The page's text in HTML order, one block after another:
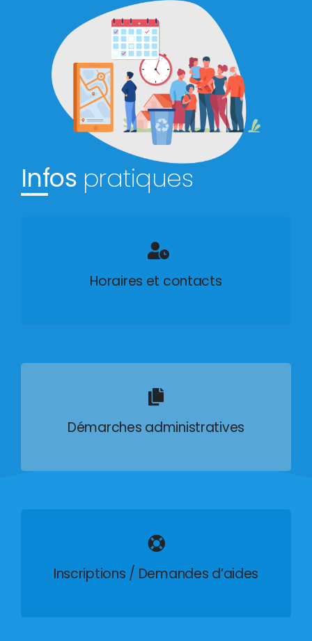
Infos pratiques
Horaires et contacts
Démarches administratives
Inscriptions / Demandes d’aides